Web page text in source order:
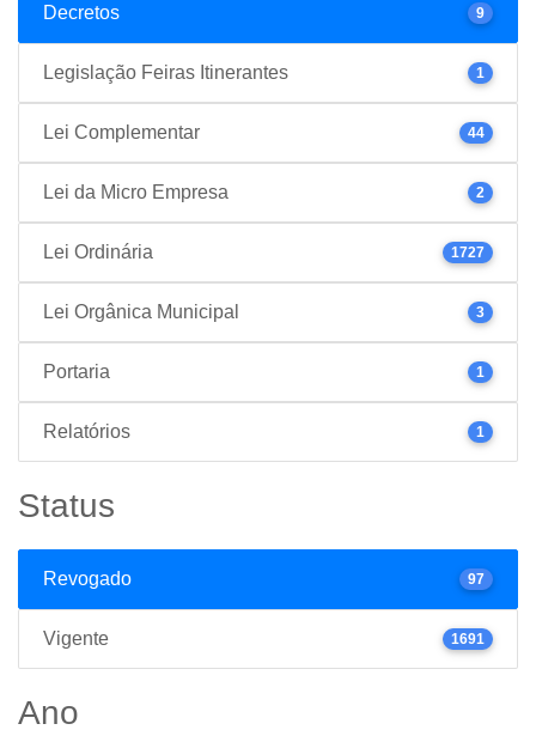
Decretos 9
Legislação Feiras Itinerantes 1
Lei Complementar 44
Lei da Micro Empresa 2
Lei Ordinária 1727
Lei Orgânica Municipal 3
Portaria 1
Relatórios 1
Status
Revogado 97
Vigente 1691
Ano